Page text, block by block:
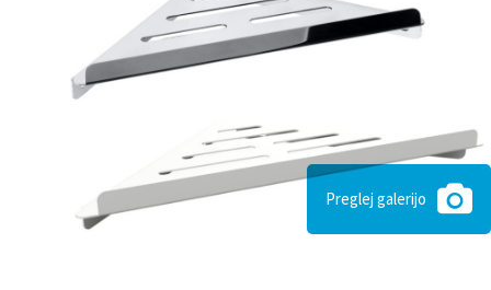
Preglej galerijo